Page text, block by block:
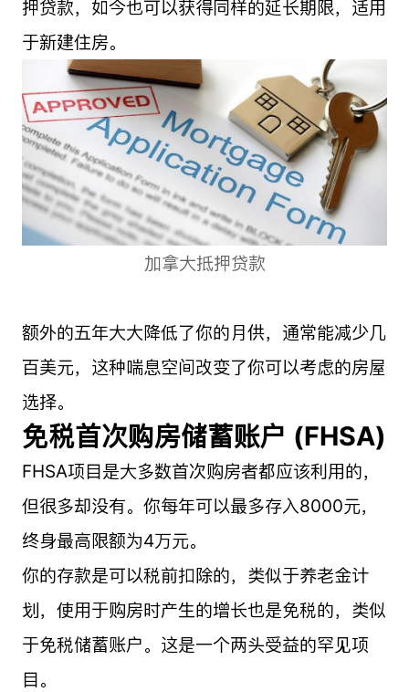
押贷款，如今也可以获得同样的延长期限，适用
于新建住房。
加拿大抵押贷款
额外的五年大大降低了你的月供，通常能减少几
百美元，这种喘息空间改变了你可以考虑的房屋
选择。
免税首次购房储蓄账户 (FHSA)
FHSA项目是大多数首次购房者都应该利用的，
但很多却没有。你每年可以最多存入8000元，
终身最高限额为4万元。
你的存款是可以税前扣除的，类似于养老金计
划，使用于购房时产生的增长也是免税的，类似
于免税储蓄账户。这是一个两头受益的罕见项
目。